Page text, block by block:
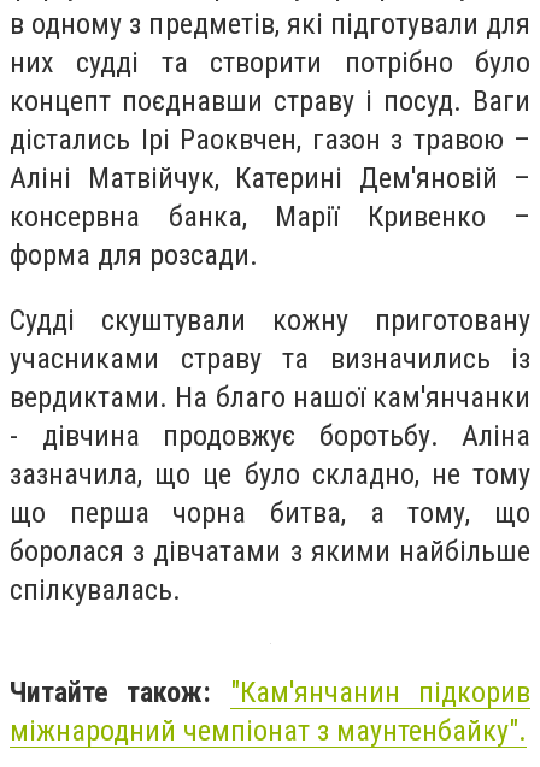
в одному з предметів, які підготували для
них судді та створити потрібно було
концепт поєднавши страву і посуд. Ваги
дістались Ірі Раоквчен, газон з травою –
Аліні Матвійчук, Катерині Дем'яновій –
консервна банка, Марії Кривенко –
форма для розсади.
Судді скуштували кожну приготовану
учасниками страву та визначились із
вердиктами. На благо нашої кам'янчанки
- дівчина продовжує боротьбу. Аліна
зазначила, що це було складно, не тому
що перша чорна битва, а тому, що
боролася з дівчатами з якими найбільше
спілкувалась.
Читайте також: "Кам'янчанин підкорив
міжнародний чемпіонат з маунтенбайку".